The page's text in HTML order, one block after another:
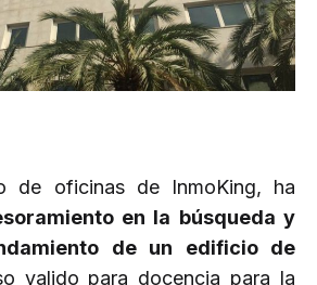
de oficinas de InmoKing, ha
en la búsqueda y
de un edificio de
valido para docencia para la